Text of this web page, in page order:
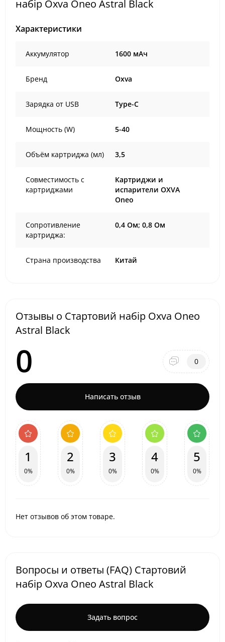
набір Oxva Oneo Astral Black
Характеристики
Аккумулятор 1600 мАч
Бренд Oxva
Зарядка от USB Type-C
Мощность (W) 5-40
Объём картриджа (мл) 3,5
Совместимость с
картриджами
Картриджи и
испарители OXVA
Oneo
Сопротивление
картриджа:
0,4 Ом; 0,8 Ом
Страна производства Китай
Отзывы о Стартовий набір Oxva Oneo
Astral Black
0 0
Написать отзыв
1
0%
2
0%
3
0%
4
0%
5
0%
Нет отзывов об этом товаре.
Вопросы и ответы (FAQ) Стартовий
набір Oxva Oneo Astral Black
Задать вопрос